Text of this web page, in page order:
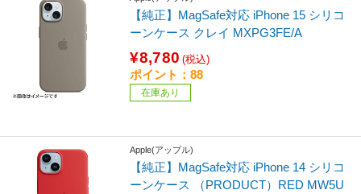
【純正】MagSafe対応 iPhone 15 シリコ
ーンケース クレイ MXPG3FE/A
¥8,780 (税込)
ポイント：88
在庫あり
Apple(アップル)
【純正】MagSafe対応 iPhone 14 シリコ
ーンケース （PRODUCT）RED MW5U